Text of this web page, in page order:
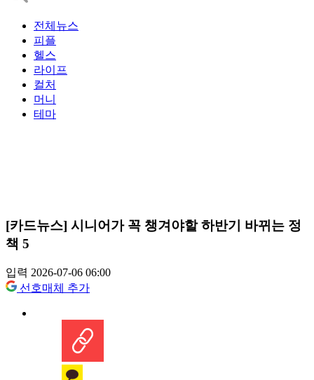
전체뉴스
피플
헬스
라이프
컬처
머니
테마
[카드뉴스] 시니어가 꼭 챙겨야할 하반기 바뀌는 정
책 5
입력 2026-07-06 06:00
선호매체 추가